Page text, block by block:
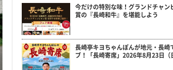
今だけの特別な味！グランドチャン
賞の『長崎和牛』を堪能しよう
長崎亭キヨちゃんぽんが地元・長崎
ブ！「長崎寄席」2026年8月23日（